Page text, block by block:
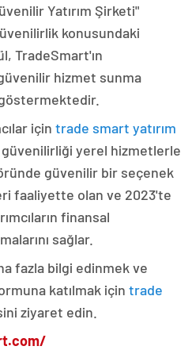
Yatırım Şirketi"
konusundaki
TradeSmart'ın
hizmet sunma
göstermektedir.
için trade smart yatırım
yerel hizmetlerle
güvenilir bir seçenek
faaliyette olan ve 2023'te
finansal
sağlar.
fazla bilgi edinmek ve
katılmak için trade
ziyaret edin.